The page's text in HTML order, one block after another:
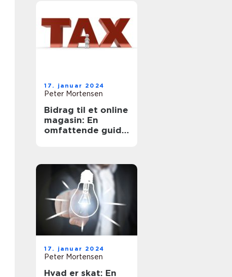
17. januar 2024
Peter Mortensen
Bidrag til et online
magasin: En
omfattende guide
17. januar 2024
Peter Mortensen
Hvad er skat: En